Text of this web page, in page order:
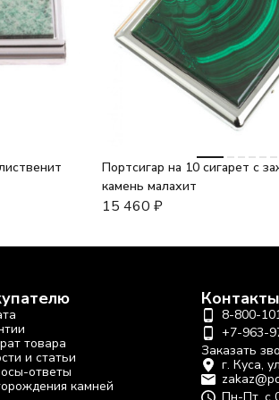
Портсигар на 10 сигарет с
камень малахит
15 460 ₽
товара
и статьи
ответы
камней
Контакты
8-800-
+7-963-
Заказать
г. Куса,